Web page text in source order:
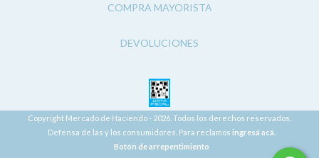
COMPRA MAYORISTA
DEVOLUCIONES
Copyright Mercado de Haciendo - 2026. Todos los derechos reservados.
Defensa de las y los consumidores. Para reclamos ingresá acá.
Botón de arrepentimiento